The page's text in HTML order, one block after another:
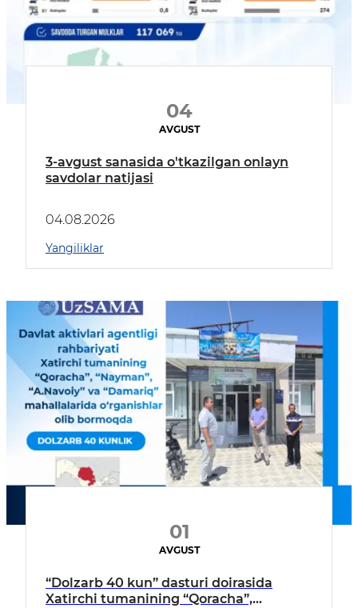
04
AVGUST
3-avgust sanasida o'tkazilgan onlayn
savdolar natijasi
04.08.2026
Yangiliklar
01
AVGUST
“Dolzarb 40 kun” dasturi doirasida
Xatirchi tumanining “Qoracha”,